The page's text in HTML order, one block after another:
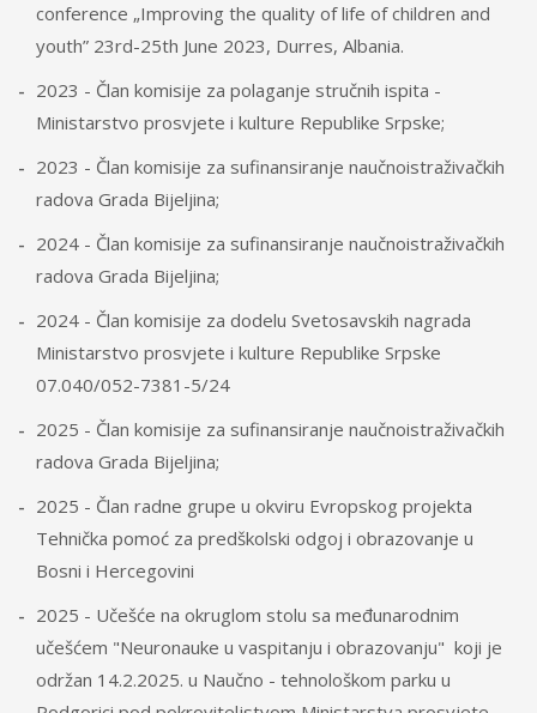
conference „Improving the quality of life of children and
youth” 23rd-25th June 2023, Durres, Albania.
2023 - Član komisije za polaganje stručnih ispita -
Ministarstvo prosvjete i kulture Republike Srpske;
2023 - Član komisije za sufinansiranje naučnoistraživačkih
radova Grada Bijeljina;
2024 - Član komisije za sufinansiranje naučnoistraživačkih
radova Grada Bijeljina;
2024 - Član komisije za dodelu Svetosavskih nagrada
Ministarstvo prosvjete i kulture Republike Srpske
07.040/052-7381-5/24
2025 - Član komisije za sufinansiranje naučnoistraživačkih
radova Grada Bijeljina;
2025 - Član radne grupe u okviru Evropskog projekta
Tehnička pomoć za predškolski odgoj i obrazovanje u
Bosni i Hercegovini
2025 - Učešće na okruglom stolu sa međunarodnim
učešćem "Neuronauke u vaspitanju i obrazovanju" koji je
održan 14.2.2025. u Naučno - tehnološkom parku u